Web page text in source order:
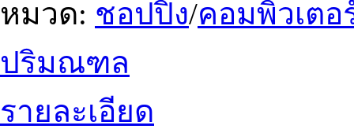
หมวด: ชอปปิ้ง/คอมพิวเต
ปริมณฑล
รายละเอียด